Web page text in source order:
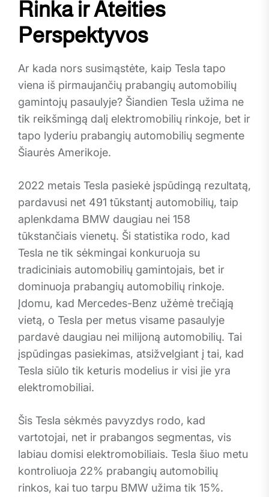
Rinka ir Ateities
Perspektyvos
Ar kada nors susimąstėte, kaip Tesla tapo
viena iš pirmaujančių prabangių automobilių
gamintojų pasaulyje? Šiandien Tesla užima ne
tik reikšmingą dalį elektromobilių rinkoje, bet ir
tapo lyderiu prabangių automobilių segmente
Šiaurės Amerikoje.
2022 metais Tesla pasiekė įspūdingą rezultatą,
pardavusi net 491 tūkstantį automobilių, taip
aplenkdama BMW daugiau nei 158
tūkstančiais vienetų. Ši statistika rodo, kad
Tesla ne tik sėkmingai konkuruoja su
tradiciniais automobilių gamintojais, bet ir
dominuoja prabangių automobilių rinkoje.
Įdomu, kad Mercedes-Benz užėmė trečiąją
vietą, o Tesla per metus visame pasaulyje
pardavė daugiau nei milijoną automobilių. Tai
įspūdingas pasiekimas, atsižvelgiant į tai, kad
Tesla siūlo tik keturis modelius ir visi jie yra
elektromobiliai.
Šis Tesla sėkmės pavyzdys rodo, kad
vartotojai, net ir prabangos segmentas, vis
labiau domisi elektromobiliais. Tesla šiuo metu
kontroliuoja 22% prabangių automobilių
rinkos, kai tuo tarpu BMW užima tik 15%.